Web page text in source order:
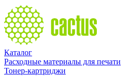
Каталог
Расходные материалы для печати
Тонер-картриджи